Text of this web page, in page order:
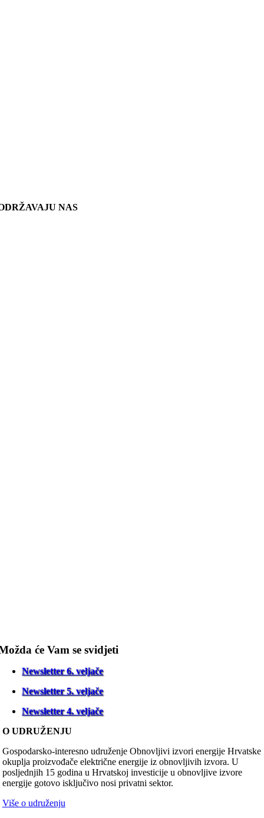
NAS
će Vam se svidjeti
Newsletter 6. veljače
Newsletter 5. veljače
Newsletter 4. veljače
O UDRUŽENJU
Gospodarsko-interesno udruženje Obnovljivi izvori energije Hrvatske
okuplja proizvođače električne energije iz obnovljivih izvora. U
posljednjih 15 godina u Hrvatskoj investicije u obnovljive izvore
energije gotovo isključivo nosi privatni sektor.
Više o udruženju